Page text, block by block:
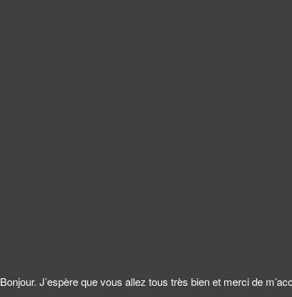
Bonjour. J’espère que vous allez tous très bien et merci de